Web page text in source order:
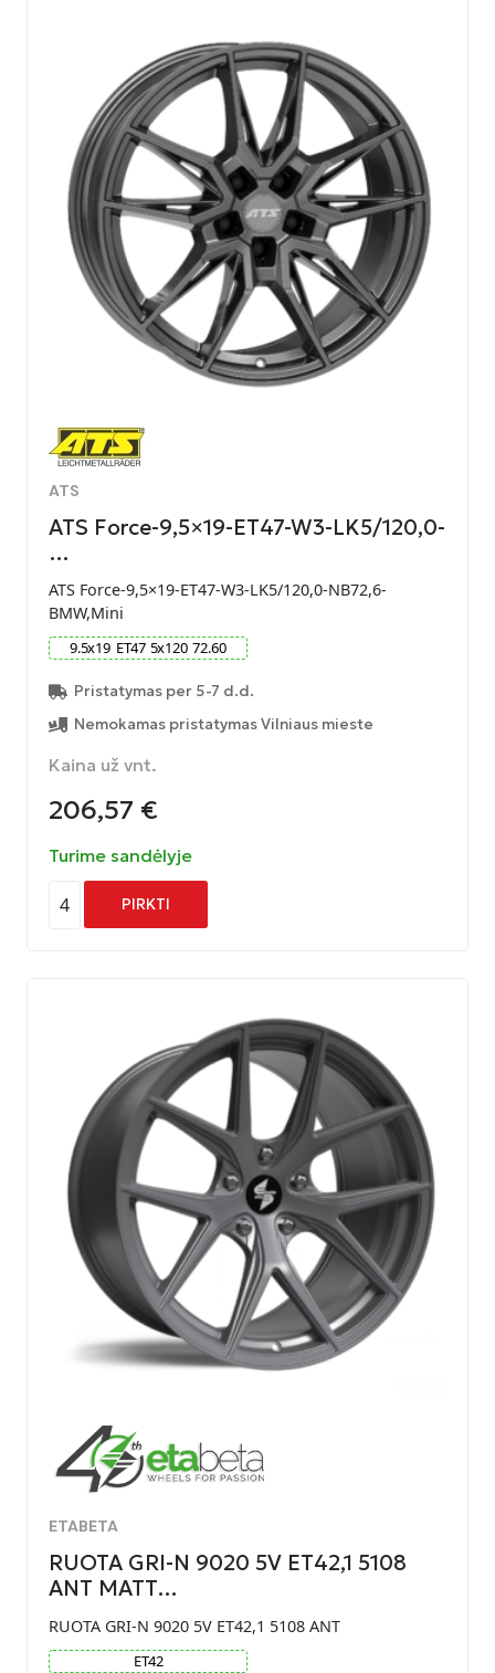
ATS
ATS Force-9,5×19-ET47-W3-LK5/120,0-
…
ATS Force-9,5×19-ET47-W3-LK5/120,0-NB72,6-
BMW,Mini
9.5x19 ET47 5x120 72.60
Pristatymas per 5-7 d.d.
Nemokamas pristatymas Vilniaus mieste
Kaina už vnt.
206,57 €
Turime sandėlyje
4 PIRKTI
ETABETA
RUOTA GRI-N 9020 5V ET42,1 5108
ANT MATT…
RUOTA GRI-N 9020 5V ET42,1 5108 ANT
ET42